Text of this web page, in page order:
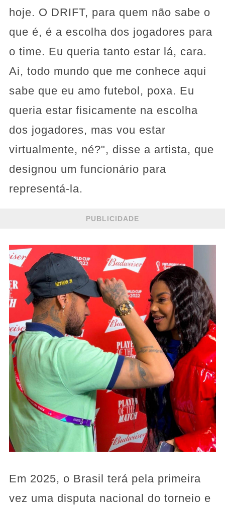
hoje. O DRIFT, para quem não sabe o
que é, é a escolha dos jogadores para
o time. Eu queria tanto estar lá, cara.
Ai, todo mundo que me conhece aqui
sabe que eu amo futebol, poxa. Eu
queria estar fisicamente na escolha
dos jogadores, mas vou estar
virtualmente, né?", disse a artista, que
designou um funcionário para
representá-la.
PUBLICIDADE
Em 2025, o Brasil terá pela primeira
vez uma disputa nacional do torneio e